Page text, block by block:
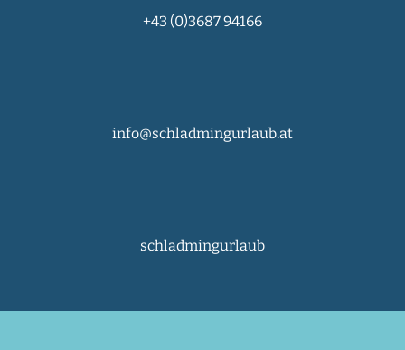
+43 (0)3687 94166
info@schladmingurlaub.at
schladmingurlaub